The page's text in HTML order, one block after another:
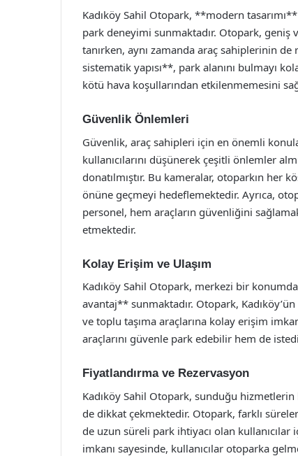
Kadıköy Sahil Otopark, **modern
park deneyimi sunmaktadır. Otopark, geniş
tanırken, aynı zamanda araç sahiplerinin
sistematik yapısı**, park alanını bulmayı
kötü hava koşullarından etkilenmemesini
Güvenlik Önlemleri
Güvenlik, araç sahipleri için en önemli
kullanıcılarını düşünerek çeşitli önlemler
donatılmıştır. Bu kameralar, otoparkın her
önüne geçmeyi hedeflemektedir. Ayrıca,
personel, hem araçların güvenliğini
etmektedir.
Kolay Erişim ve Ulaşım
Kadıköy Sahil Otopark, merkezi bir
avantaj** sunmaktadır. Otopark,
ve toplu taşıma araçlarına kolay erişim
araçlarını güvenle park edebilir hem de
Fiyatlandırma ve Rezervasyon
Kadıköy Sahil Otopark, sunduğu
de dikkat çekmektedir. Otopark, farklı
de uzun süreli park ihtiyacı olan
imkanı sayesinde, kullanıcılar otoparka